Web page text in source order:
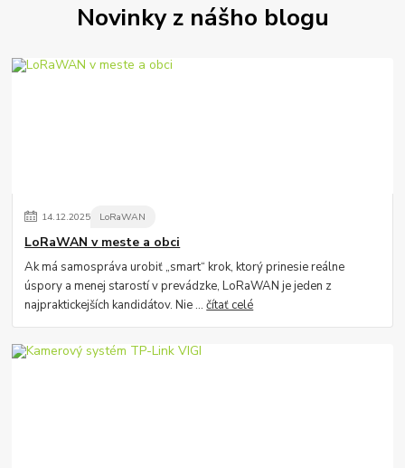
Novinky z nášho blogu
14.12.2025 LoRaWAN
LoRaWAN v meste a obci
Ak má samospráva urobiť „smart“ krok, ktorý prinesie reálne
úspory a menej starostí v prevádzke, LoRaWAN je jeden z
najpraktickejších kandidátov. Nie ...čítať celé